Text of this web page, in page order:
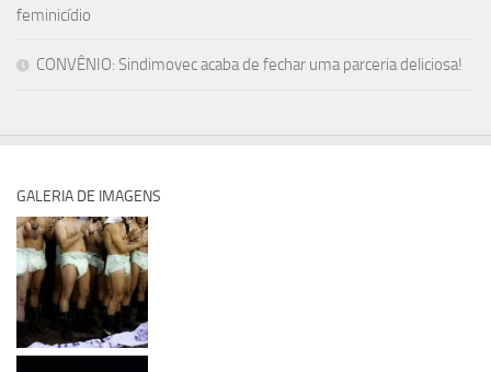
feminicídio
CONVÊNIO: Sindimovec acaba de fechar uma parceria deliciosa!
GALERIA DE IMAGENS